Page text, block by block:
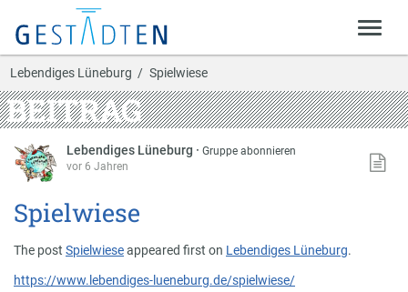
Lebendiges Lüneburg Spielwiese
BEITRAG
Lebendiges Lüneburg ·Gruppe abonnieren
vor 6 Jahren
Spielwiese
The post Spielwieseappeared first on Lebendiges Lüneburg.
https://www.lebendiges-lueneburg.de/spielwiese/